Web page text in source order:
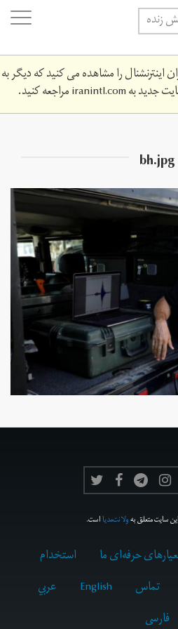
زنده
را مشاهده می کنید که دیگر به
جدید بهiranintl.comمراجعه کنید.
bh.jpg
سایت متعلق بهولانت‌مدیااست.
حرفه‌ای ما
استخدام
تماس English
عربي
فارسى